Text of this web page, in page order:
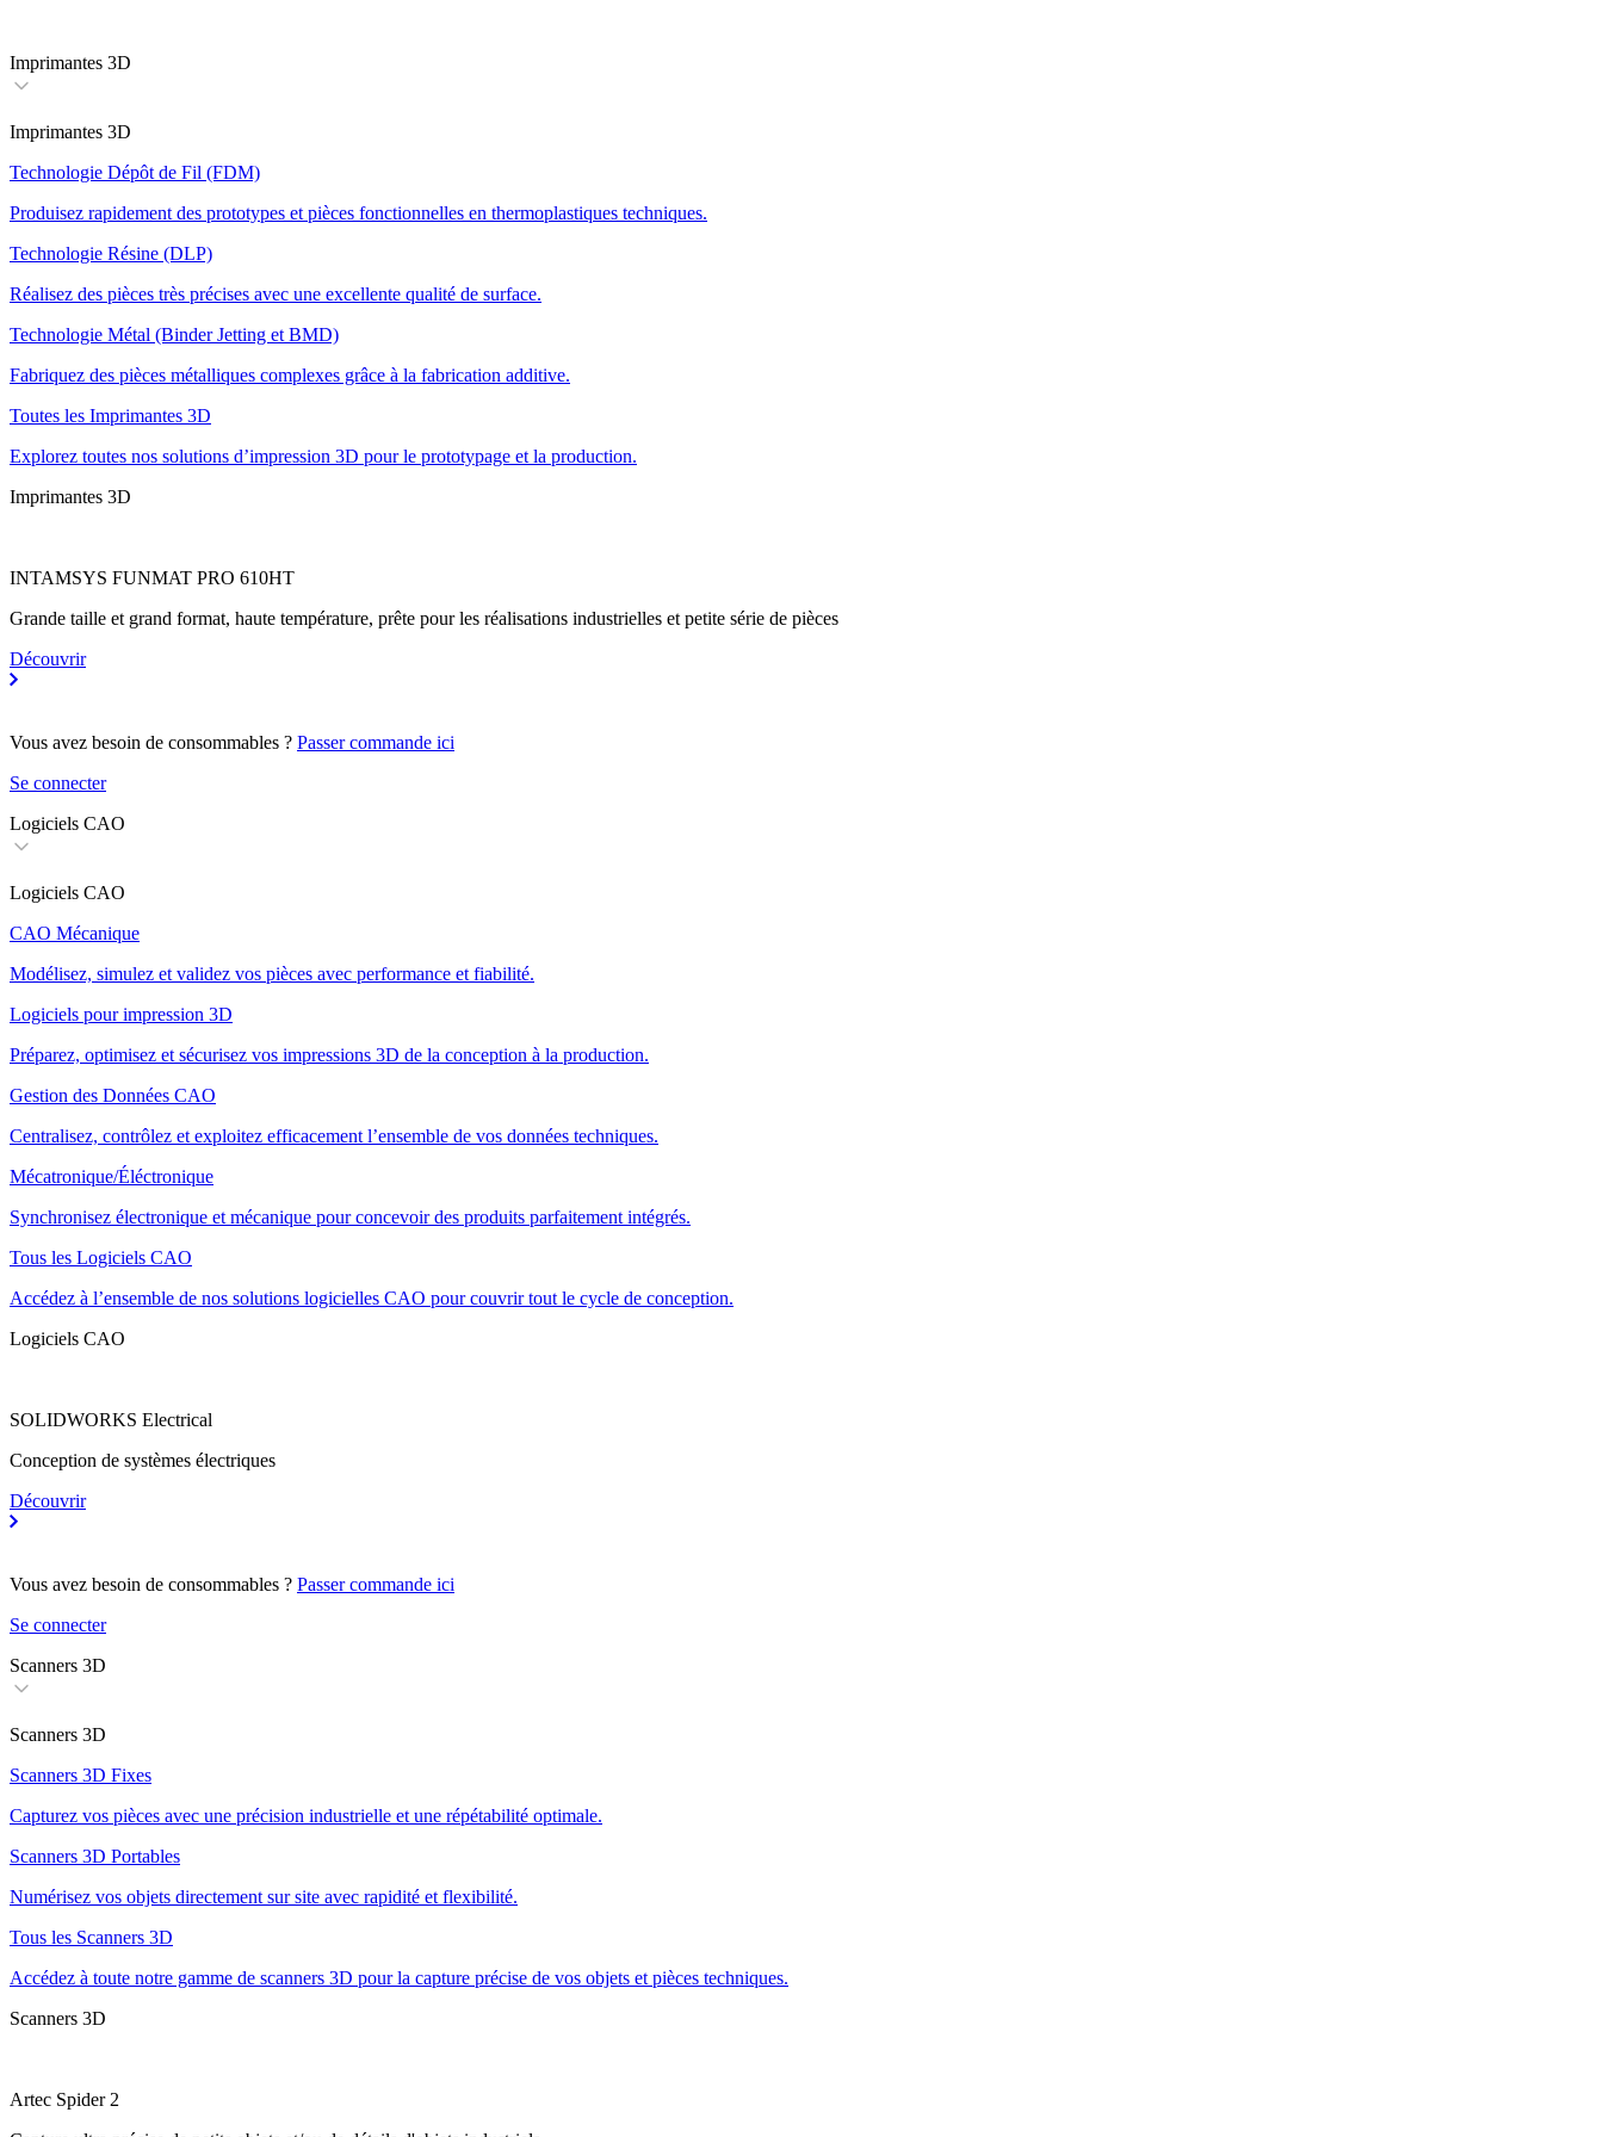
Imprimantes 3D
Imprimantes 3D
Technologie Dépôt de Fil (FDM)
Produisez rapidement des prototypes et pièces fonctionnelles en thermoplastiques techniques.
Technologie Résine (DLP)
Réalisez des pièces très précises avec une excellente qualité de surface.
Technologie Métal (Binder Jetting et BMD)
Fabriquez des pièces métalliques complexes grâce à la fabrication additive.
Toutes les Imprimantes 3D
Explorez toutes nos solutions d’impression 3D pour le prototypage et la production.
Imprimantes 3D
INTAMSYS FUNMAT PRO 610HT
Grande taille et grand format, haute température, prête pour les réalisations industrielles et petite série de pièces
Découvrir
Vous avez besoin de consommables ? Passer commande ici
Se connecter
Logiciels CAO
Logiciels CAO
CAO Mécanique
Modélisez, simulez et validez vos pièces avec performance et fiabilité.
Logiciels pour impression 3D
Préparez, optimisez et sécurisez vos impressions 3D de la conception à la production.
Gestion des Données CAO
Centralisez, contrôlez et exploitez efficacement l’ensemble de vos données techniques.
Mécatronique/Éléctronique
Synchronisez électronique et mécanique pour concevoir des produits parfaitement intégrés.
Tous les Logiciels CAO
Accédez à l’ensemble de nos solutions logicielles CAO pour couvrir tout le cycle de conception.
Logiciels CAO
SOLIDWORKS Electrical
Conception de systèmes électriques
Découvrir
Vous avez besoin de consommables ? Passer commande ici
Se connecter
Scanners 3D
Scanners 3D
Scanners 3D Fixes
Capturez vos pièces avec une précision industrielle et une répétabilité optimale.
Scanners 3D Portables
Numérisez vos objets directement sur site avec rapidité et flexibilité.
Tous les Scanners 3D
Accédez à toute notre gamme de scanners 3D pour la capture précise de vos objets et pièces techniques.
Scanners 3D
Artec Spider 2